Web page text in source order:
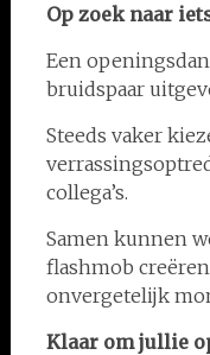
Op zoek naar
Een
bruidspaar
Steeds vaker
collega’s.
Samen kunnen
flashmob
onvergetelijk
Klaar om jullie